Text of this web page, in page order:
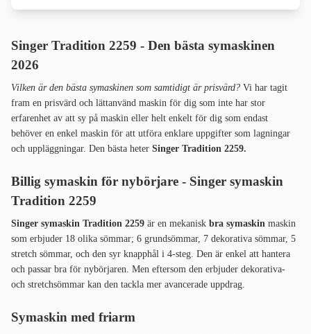
Singer Tradition 2259 - Den bästa symaskinen
2026
Vilken är den bästa symaskinen som samtidigt är prisvärd? Vi har tagit
fram en prisvärd och lättanvänd maskin för dig som inte har stor
erfarenhet av att sy på maskin eller helt enkelt för dig som endast
behöver en enkel maskin för att utföra enklare uppgifter som lagningar
och uppläggningar. Den bästa heter Singer Tradition 2259.
Billig symaskin för nybörjare - Singer symaskin
Tradition 2259
Singer symaskin Tradition 2259 är en mekanisk bra symaskin maskin
som erbjuder 18 olika sömmar; 6 grundsömmar, 7 dekorativa sömmar, 5
stretch sömmar, och den syr knapphål i 4-steg. Den är enkel att hantera
och passar bra för nybörjaren. Men eftersom den erbjuder dekorativa-
och stretchsömmar kan den tackla mer avancerade uppdrag.
Symaskin med friarm